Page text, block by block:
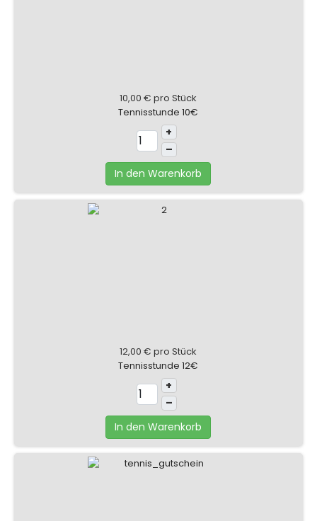
10,00 € pro Stück
Tennisstunde 10€
+
–
In den Warenkorb
12,00 € pro Stück
Tennisstunde 12€
+
–
In den Warenkorb